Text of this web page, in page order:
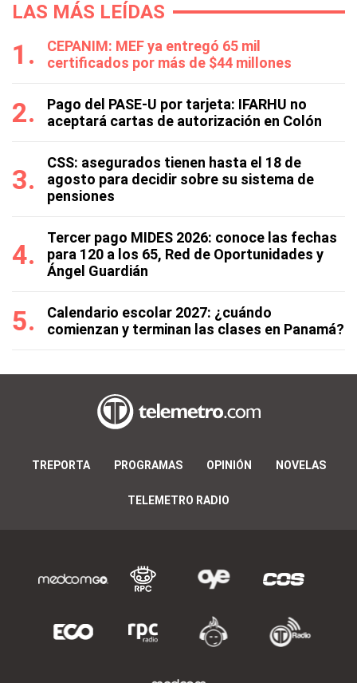
LAS MÁS LEÍDAS
CEPANIM: MEF ya entregó 65 mil
certificados por más de $44 millones
Pago del PASE-U por tarjeta: IFARHU no
aceptará cartas de autorización en Colón
CSS: asegurados tienen hasta el 18 de
agosto para decidir sobre su sistema de
pensiones
Tercer pago MIDES 2026: conoce las fechas
para 120 a los 65, Red de Oportunidades y
Ángel Guardián
Calendario escolar 2027: ¿cuándo
comienzan y terminan las clases en Panamá?
TREPORTA PROGRAMAS OPINIÓN NOVELAS
TELEMETRO RADIO